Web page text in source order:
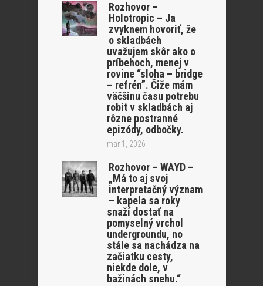
Rozhovor –
Holotropic – Ja
zvyknem hovoriť, že
o skladbách
uvažujem skôr ako o
príbehoch, menej v
rovine “sloha – bridge
– refrén”. Čiže mám
väčšinu času potrebu
robit v skladbách aj
rôzne postranné
epizódy, odbočky.
mar 1, 2026
Rozhovor – WAYD –
„Má to aj svoj
interpretačný význam
– kapela sa roky
snaží dostať na
pomyselný vrchol
undergroundu, no
stále sa nachádza na
začiatku cesty,
niekde dole, v
bažinách snehu.“